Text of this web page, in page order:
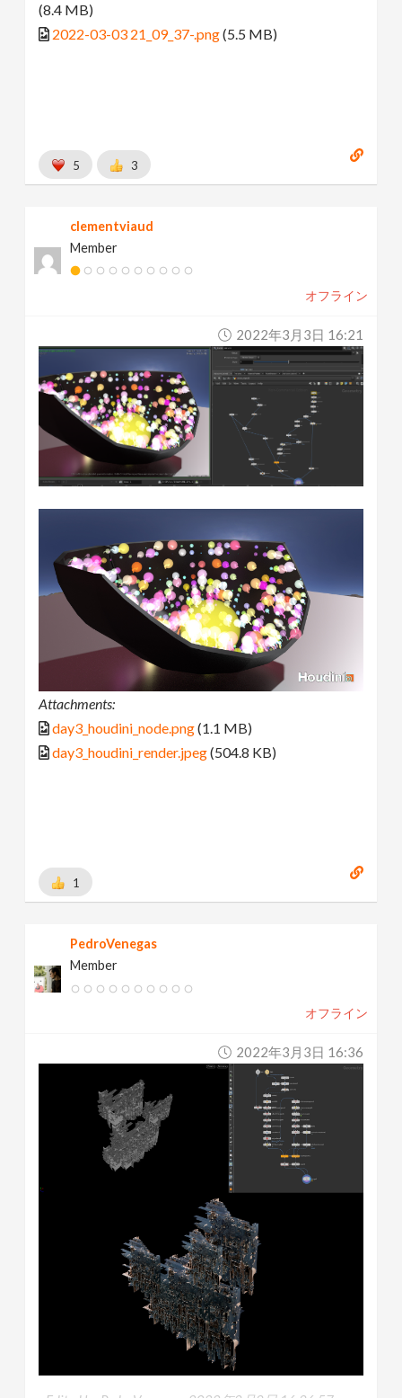
(8.4 MB)
2022-03-03 21_09_37-.png(5.5 MB)
5 3
clementviaud
Member
オフライン
2022年3月3日 16:21
Attachments:
day3_houdini_node.png(1.1 MB)
day3_houdini_render.jpeg(504.8 KB)
1
PedroVenegas
Member
オフライン
2022年3月3日 16:36